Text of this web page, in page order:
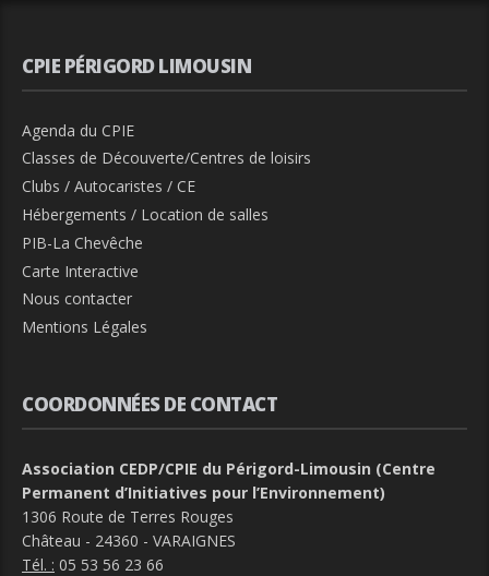
CPIE PÉRIGORD LIMOUSIN
Agenda du CPIE
Classes de Découverte/Centres de loisirs
Clubs / Autocaristes / CE
Hébergements / Location de salles
PIB-La Chevêche
Carte Interactive
Nous contacter
Mentions Légales
COORDONNÉES DE CONTACT
Association CEDP/CPIE du Périgord-Limousin (Centre
Permanent d’Initiatives pour l’Environnement)
1306 Route de Terres Rouges
Château - 24360 - VARAIGNES
Tél. : 05 53 56 23 66